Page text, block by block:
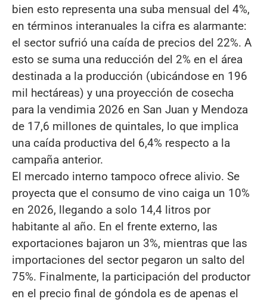
bien esto representa una suba mensual del 4%,
en términos interanuales la cifra es alarmante:
el sector sufrió una caída de precios del 22%. A
esto se suma una reducción del 2% en el área
destinada a la producción (ubicándose en 196
mil hectáreas) y una proyección de cosecha
para la vendimia 2026 en San Juan y Mendoza
de 17,6 millones de quintales, lo que implica
una caída productiva del 6,4% respecto a la
campaña anterior.
El mercado interno tampoco ofrece alivio. Se
proyecta que el consumo de vino caiga un 10%
en 2026, llegando a solo 14,4 litros por
habitante al año. En el frente externo, las
exportaciones bajaron un 3%, mientras que las
importaciones del sector pegaron un salto del
75%. Finalmente, la participación del productor
en el precio final de góndola es de apenas el